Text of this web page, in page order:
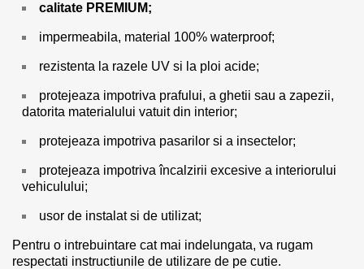
calitate PREMIUM;
impermeabila, material 100% waterproof;
rezistenta la razele UV si la ploi acide;
protejeaza impotriva prafului, a ghetii sau a zapezii,
datorita materialului vatuit din interior;
protejeaza impotriva pasarilor si a insectelor;
protejeaza impotriva încalzirii excesive a interiorului
vehiculului;
usor de instalat si de utilizat;
Pentru o intrebuintare cat mai indelungata, va rugam
respectati instructiunile de utilizare de pe cutie.